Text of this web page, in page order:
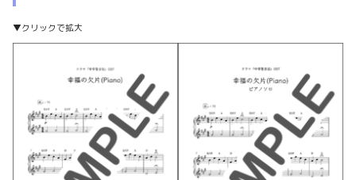
▼クリックで拡大